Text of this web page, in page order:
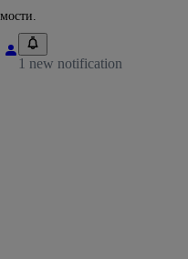
1 new notification